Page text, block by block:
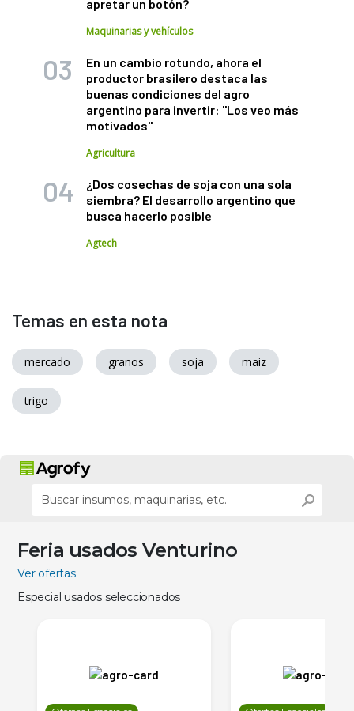
apretar un botón?
Maquinarias y vehículos
En un cambio rotundo, ahora el
productor brasilero destaca las
buenas condiciones del agro
argentino para invertir: "Los veo más
motivados"
Agricultura
¿Dos cosechas de soja con una sola
siembra? El desarrollo argentino que
busca hacerlo posible
Agtech
Temas en esta nota
mercado granos soja maiz
trigo
Feria usados Venturino
Ver ofertas
Especial usados seleccionados